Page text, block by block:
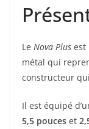
Le Nova Plus est
métal qui
constructeur
Il est équipé
5,5 pouces et